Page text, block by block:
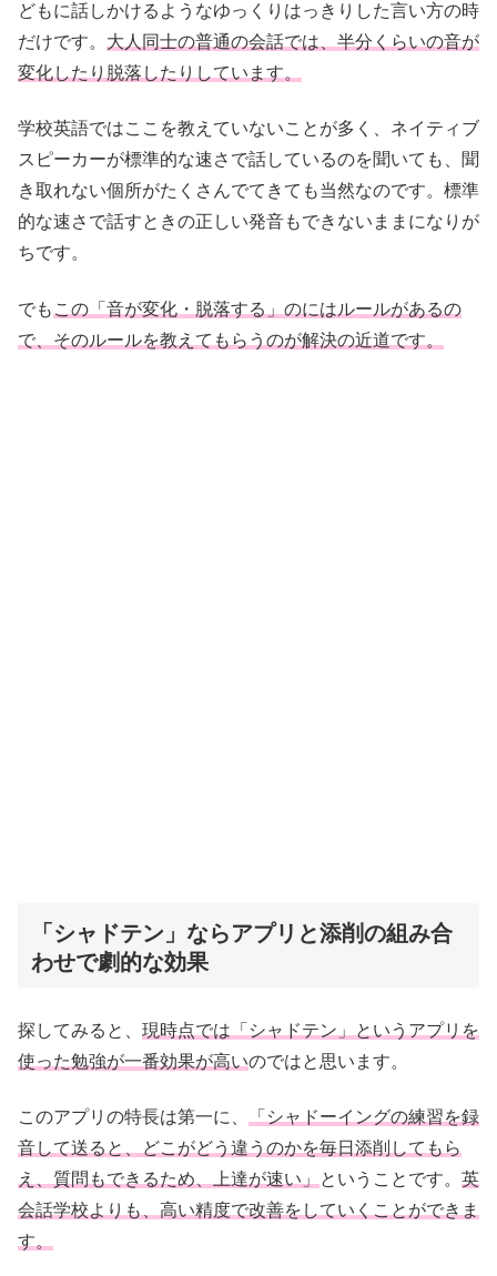
どもに話しかけるようなゆっくりはっきりした言い方の時
だけです。 大人同士の普通の会話では、半分くらいの音が
変化したり脱落したりしています。
学校英語ではここを教えていないことが多く、ネイティブ
スピーカーが標準的な速さで話しているのを聞いても、聞
き取れない個所がたくさんでてきても当然なのです。標準
的な速さで話すときの正しい発音もできないままになりが
ちです。
でも この「音が変化・脱落する」のにはルールがあるの
で、そのルールを教えてもらうのが解決の近道です。
「シャドテン」ならアプリと添削の組み合
わせで劇的な効果
探してみると、 現時点では「シャドテン」というアプリを
使った勉強が一番効果が高いのではと思います。
このアプリの特長は第一に、
「シャドーイングの練習を録
音して送ると、どこがどう違うのかを毎日添削してもら
え、質問もできるため、上達が速い」
ということです。 英
会話学校よりも、高い精度で改善をしていくことができま
す。